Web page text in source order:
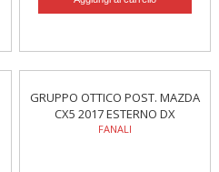
GRUPPO OTTICO POST. MAZDA
CX5 2017 ESTERNO DX
FANALI